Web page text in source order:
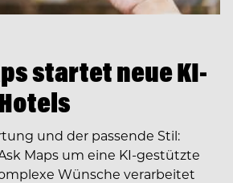
startet neue KI-
und der passende Stil:
Maps um eine KI-gestützte
Wünsche verarbeitet